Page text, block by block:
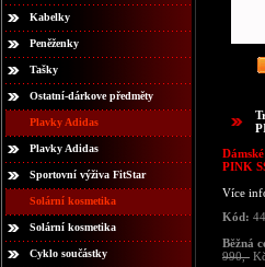
Kabelky
Peněženky
Tašky
Ostatní-dárkove předměty
Plavky Adidas
Plavky Adidas
Sportovní výživa FitStar
Solární kosmetika
Solární kosmetika
Cyklo součástky
PINK
Více
Kód:
Běžná
990,-